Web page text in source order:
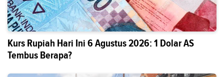
Kurs Rupiah Hari Ini 6 Agustus 2026: 1 Dolar AS
Tembus Berapa?